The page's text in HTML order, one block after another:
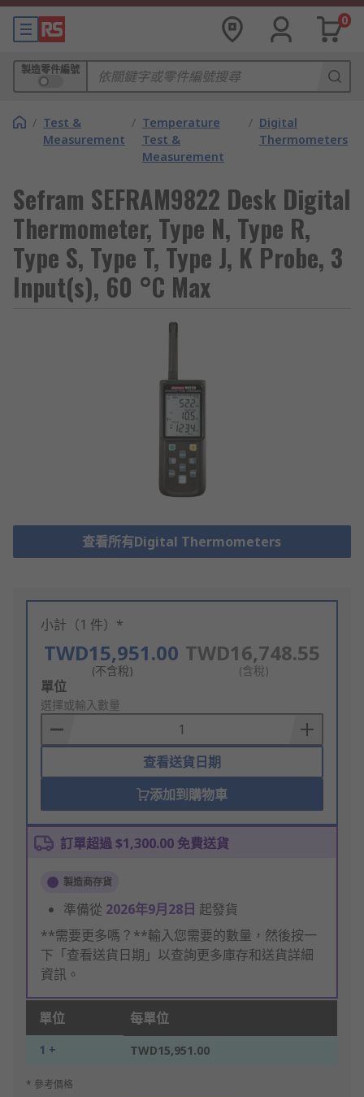
0
製造零件編號
/ Test &
Measurement
/ Temperature
Test &
Measurement
/ Digital
Thermometers
Sefram SEFRAM9822 Desk Digital
Thermometer, Type N, Type R,
Type S, Type T, Type J, K Probe, 3
Input(s), 60 °C Max
查看所有Digital Thermometers
小計（1 件）*
TWD15,951.00
(不含稅)
TWD16,748.55
(含稅)
Add
to
Basket
單位
選擇或輸入數量
查看送貨日期
添加到購物車
訂單超過 $1,300.00 免費送貨
製造商存貨
準備從 2026年9月28日 起發貨
**需要更多嗎？**輸入您需要的數量，然後按一
下「查看送貨日期」以查詢更多庫存和送貨詳細
資訊。
單位 每單位
1 + TWD15,951.00
* 參考價格